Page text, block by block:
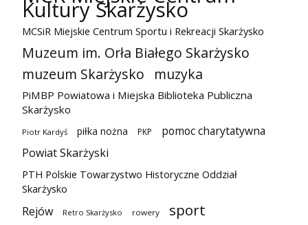
Kultury Skarżysko
MCSiR Miejskie Centrum Sportu i Rekreacji Skarżysko
Muzeum im. Orła Białego Skarżysko
muzeum Skarżysko
muzyka
PiMBP Powiatowa i Miejska Biblioteka Publiczna
Skarżysko
Piotr Kardyś piłka nożna PKP
pomoc charytatywna
Powiat Skarżyski
PTH Polskie Towarzystwo Historyczne Oddział
Skarżysko
Rejów Retro Skarżysko rowery sport